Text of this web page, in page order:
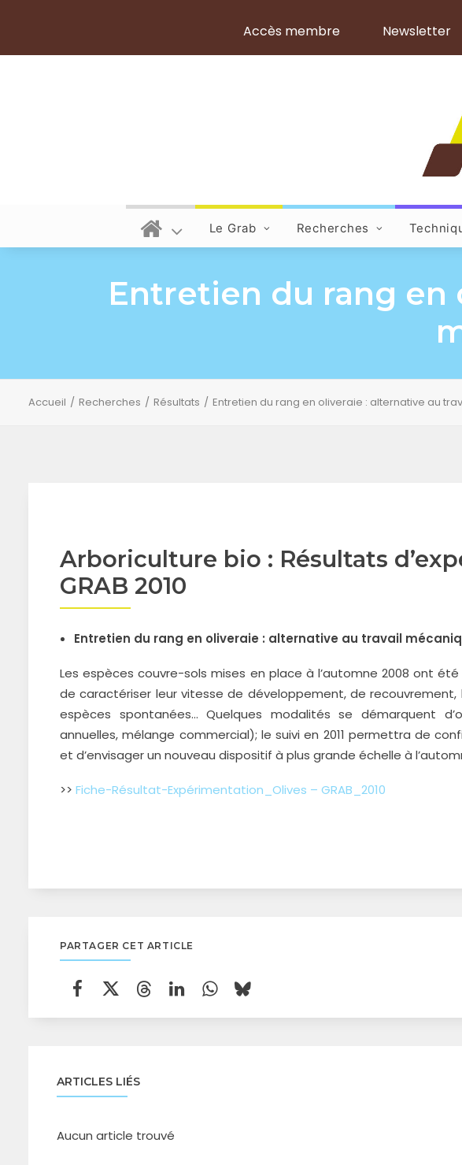
Accès membre Newsletter
Le Grab Recherches
Entretien du rang en
Accueil Recherches Résultats Entretien du rang en oliveraie : alternative au
Arboriculture bio : Résultats
GRAB 2010
Entretien du rang en oliveraie : alternative au travail
Les espèces couvre-sols mises en place à l’automne 2008 ont
de caractériser leur vitesse de développement, de
espèces spontanées… Quelques modalités se démarquent
annuelles, mélange commercial); le suivi en 2011 permettra de
et d’envisager un nouveau dispositif à plus grande échelle à
>> Fiche-Résultat-Expérimentation_Olives – GRAB_2010
PARTAGER CET ARTICLE
ARTICLES LIÉS
Aucun article trouvé